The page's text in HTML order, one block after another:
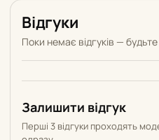
Відгуки
Поки немає відгуків —
Залишити відгук
Перші 3 відгуки проходять